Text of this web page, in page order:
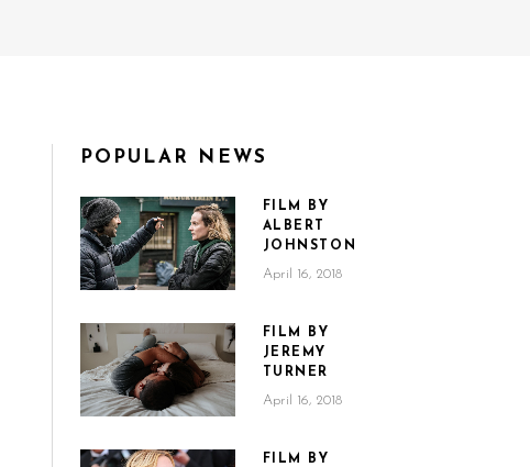
POPULAR NEWS
FILM BY
ALBERT
JOHNSTON
April 16, 2018
FILM BY
JEREMY
TURNER
April 16, 2018
FILM BY